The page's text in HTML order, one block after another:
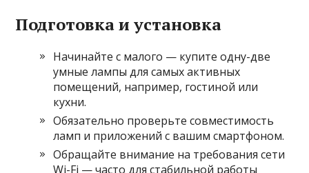
Подготовка и установка
Начинайте с малого — купите одну-две
умные лампы для самых активных
помещений, например, гостиной или
кухни.
Обязательно проверьте совместимость
ламп и приложений с вашим смартфоном.
Обращайте внимание на требования сети
Wi-Fi — часто для стабильной работы